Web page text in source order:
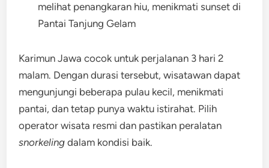
melihat penangkaran hiu, menikmati sunset di
Pantai Tanjung Gelam
Karimun Jawa cocok untuk perjalanan 3 hari 2
malam. Dengan durasi tersebut, wisatawan dapat
mengunjungi beberapa pulau kecil, menikmati
pantai, dan tetap punya waktu istirahat. Pilih
operator wisata resmi dan pastikan peralatan
snorkeling dalam kondisi baik.